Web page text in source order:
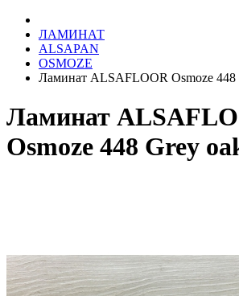
ЛАМИНАТ
ALSAPAN
OSMOZE
Ламинат ALSAFLOOR Osmoze 448
Ламинат
Osmoze 448 Grey